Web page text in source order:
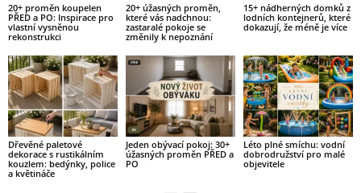
20+ proměn koupelen
PŘED a PO: Inspirace pro
vlastní vysněnou
rekonstrukci
20+ úžasných proměn,
které vás nadchnou:
zastaralé pokoje se
změnily k nepoznání
15+ nádherných domků z
lodních kontejnerů, které
dokazují, že méně je více
Dřevěné paletové
dekorace s rustikálním
kouzlem: bedýnky, police
a květináče
Jeden obývací pokoj: 30+
úžasných proměn PŘED a
PO
Léto plné smíchu: vodní
dobrodružství pro malé
objevitele